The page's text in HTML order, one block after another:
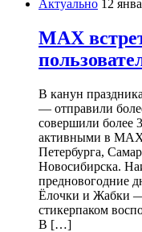
Актуально 12
МАХ
В канун
— отправили
совершили более
активными в МАХ
Петербурга,
Новосибирска.
предновогодние
Ёлочки и Жабки
стикерпаком
В […]